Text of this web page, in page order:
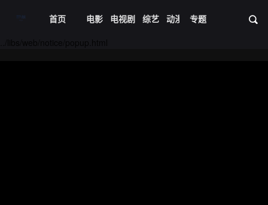
首页 电影 电视剧 综艺 动漫 短剧大全 资
专题